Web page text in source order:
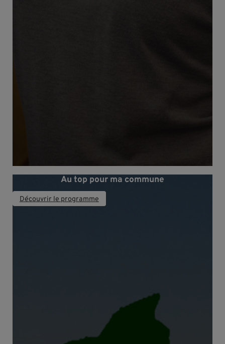
Au top pour ma commune
Découvrir le programme